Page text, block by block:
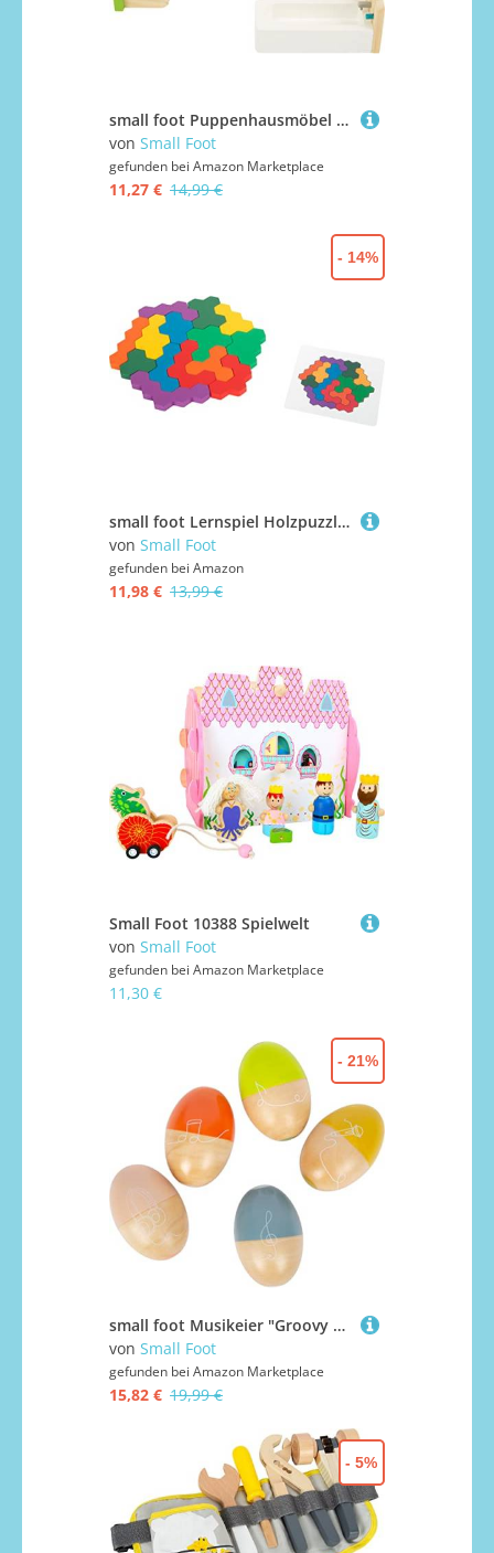
small foot Puppenhausmöbel Badezimmer aus Holz, passend für Biegepuppen, Ergänzung für das Puppenhaus, Art.-Nr. 10872, Klein
von Small Foot
gefunden bei Amazon Marketplace
11,27 € 14,99 €
small foot Lernspiel Holzpuzzle Hexagon, Formenpuzzle aus Holz, Förderung der Farb- und Formerkennung, ab 3 Jahre, 11729
von Small Foot
gefunden bei Amazon
11,98 € 13,99 €
- 14%
Small Foot 10388 Spielwelt
von Small Foot
gefunden bei Amazon Marketplace
11,30 €
small foot Musikeier "Groovy Beats" 5 Schütteleier für Kinder, schulen Rhythmus und Taktgefühl, ab 6 Monaten, 12252
von Small Foot
gefunden bei Amazon Marketplace
15,82 € 19,99 €
- 21%
- 5%